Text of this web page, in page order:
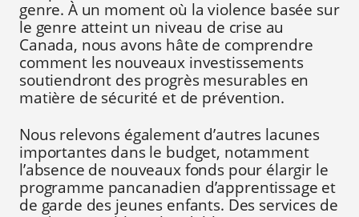
genre. À un moment où la violence basée sur
le genre atteint un niveau de crise au
Canada, nous avons hâte de comprendre
comment les nouveaux investissements
soutiendront des progrès mesurables en
matière de sécurité et de prévention.
Nous relevons également d’autres lacunes
importantes dans le budget, notamment
l’absence de nouveaux fonds pour élargir le
programme pancanadien d’apprentissage et
de garde des jeunes enfants. Des services de